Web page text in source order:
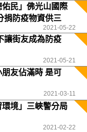
佑民」佛光山國際
捐防疫物資供三
2021-05-22
讓街友成為防疫
2021-05-21
友佔滿時 是可
2021-03-11
環境」三峽警分局
2021-02-22